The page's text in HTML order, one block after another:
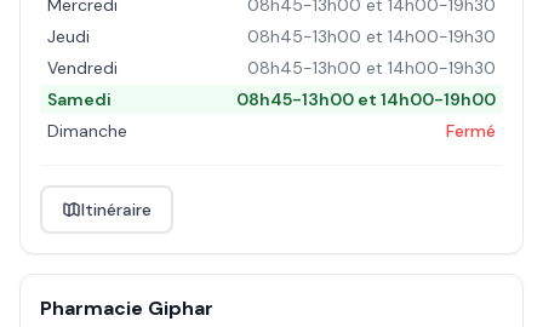
Mercredi
08h45-13h00 et 14h00-19h30
Jeudi
08h45-13h00 et 14h00-19h30
Vendredi
08h45-13h00 et 14h00-19h30
Samedi
08h45-13h00 et 14h00-19h00
Dimanche
Fermé
Itinéraire
Pharmacie Giphar